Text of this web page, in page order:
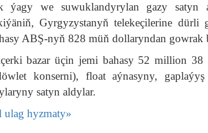
ýagy we suwuklandyrylan gazy satyn
Gyrgyzystanyň telekeçilerine
ABŞ-nyň 828 müň dollaryndan gowrak
bazar üçin jemi bahasy 52 million
konserni), float aýnasyny,
satyn aldylar.
hyzmaty»